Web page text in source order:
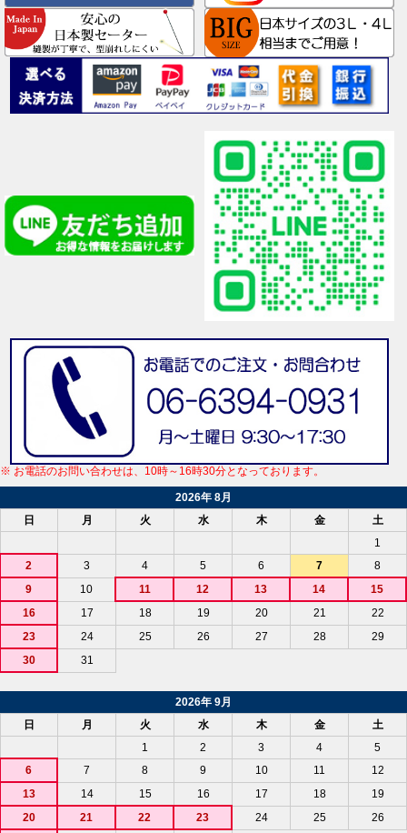
※ お電話のお問い合わせは、10時～16時30分となっております。
2026年 8月
日
月 火 水 木 金
土
1
2
3 4 5 6 7
8
9
10 11 12 13 14
15
16
17 18 19 20 21
22
23
24 25 26 27 28
29
30
31
2026年 9月
日
月 火 水 木 金
土
1
2 3 4
5
6
7 8 9 10 11
12
13
14 15 16 17 18
19
20
21 22 23 24 25 26